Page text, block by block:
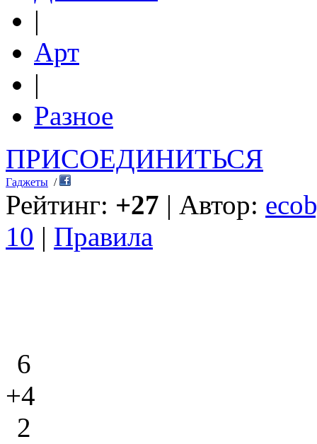
|
Арт
|
Разное
ПРИСОЕДИНИТЬСЯ
Гаджеты /
Рейтинг: +27 | Автор:
10 | Правила
6
+4
2